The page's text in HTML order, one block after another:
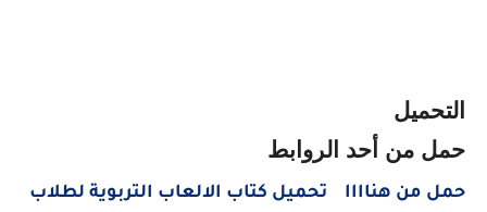
التحميل
حمل من أحد الروابط
حمل من هناااا تحميل كتاب الالعاب التربوية لطلاب